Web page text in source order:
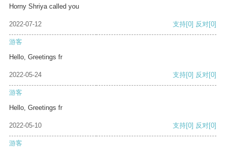
Horny Shriya called you
2022-07-12 支持[0] 反对[0]
游客
Hello, Greetings fr
2022-05-24 支持[0] 反对[0]
游客
Hello, Greetings fr
2022-05-10 支持[0] 反对[0]
游客